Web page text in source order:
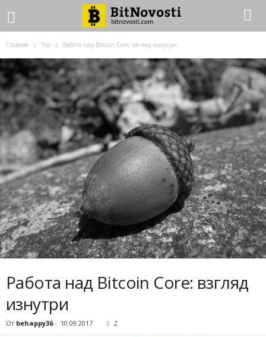
Главная Top Работа над Bitcoin Core: взгляд изнутри
Работа над Bitcoin Core: взгляд
изнутри
От behappy36- 10.09.2017 2